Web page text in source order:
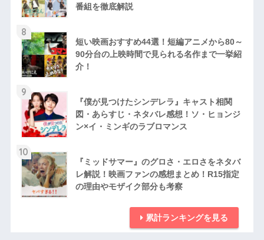
番組を徹底解説
8
短い映画おすすめ44選！短編アニメから80～
90分台の上映時間で見られる名作まで一挙紹
介！
9
『僕が見つけたシンデレラ』キャスト相関
図・あらすじ・ネタバレ感想！ソ・ヒョンジ
ン×イ・ミンギのラブロマンス
10
『ミッドサマー』のグロさ・エロさをネタバ
レ解説！映画ファンの感想まとめ！R15指定
の理由やモザイク部分も考察
累計ランキングを見る